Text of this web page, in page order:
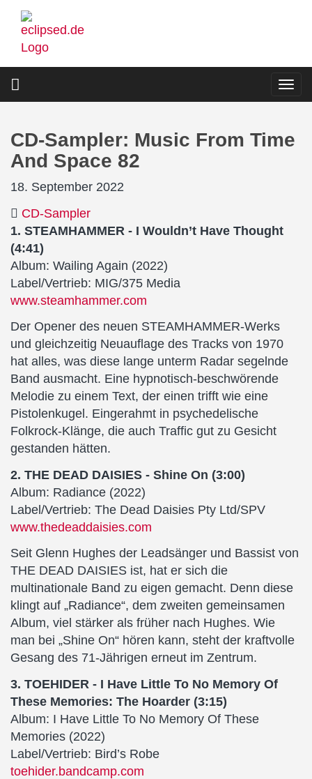
Direkt
zum
Inhalt
CD-Sampler: Music From Time
And Space 82
18. September 2022
CD-Sampler
1. STEAMHAMMER - I Wouldn’t Have Thought
(4:41)
Album: Wailing Again (2022)
Label/Vertrieb: MIG/375 Media
www.steamhammer.com
Der Opener des neuen STEAMHAMMER-Werks
und gleichzeitig Neuauflage des Tracks von 1970
hat alles, was diese lange unterm Radar segelnde
Band ausmacht. Eine hypnotisch-beschwörende
Melodie zu einem Text, der einen trifft wie eine
Pistolenkugel. Eingerahmt in psychedelische
Folkrock-Klänge, die auch Traffic gut zu Gesicht
gestanden hätten.
2. THE DEAD DAISIES - Shine On (3:00)
Album: Radiance (2022)
Label/Vertrieb: The Dead Daisies Pty Ltd/SPV
www.thedeaddaisies.com
Seit Glenn Hughes der Leadsänger und Bassist von
THE DEAD DAISIES ist, hat er sich die
multinationale Band zu eigen gemacht. Denn diese
klingt auf „Radiance“, dem zweiten gemeinsamen
Album, viel stärker als früher nach Hughes. Wie
man bei „Shine On“ hören kann, steht der kraftvolle
Gesang des 71-Jährigen erneut im Zentrum.
3. TOEHIDER - I Have Little To No Memory Of
These Memories: The Hoarder (3:15)
Album: I Have Little To No Memory Of These
Memories (2022)
Label/Vertrieb: Bird’s Robe
toehider.bandcamp.com